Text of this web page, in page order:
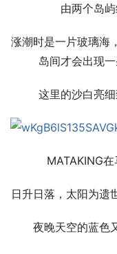
由两个岛
涨潮时是一片玻璃海
岛间才会出现
这里的沙白亮
MATAKING
日升日落，太阳为遗
夜晚天空的蓝色